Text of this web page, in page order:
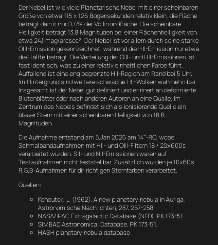
Der Nebel ist wie viele Planetarische Nebel mit einer scheinbaren
Größe von etwa 115 x 126 Bogensekunden relativ klein, die Fläche
beträgt damit nur 0,4% der Vollmondfläche. Die scheinbare
Helligkeit beträgt 13,8 Magnituden bei einer Flächenhelligkeit von
etwa 24,1 mag/arcsec². Der Nebel ist vor allem durch seine starke
OIII-Emission gekennzeichnet, während die HII-Emission nur etwa
die Hälfte beträgt. Die Verteilung der OIII- und HII-Emissionen ist
fast identisch, was zu einer relativ einheitlichen Farbe führt.
Auffallend ist eine eng begrenzte HII-Region am Rand bei 5 Uhr.
Im Hintergrund sind weitere schwache HII-Wolken wahrnehmbar.
Insgesamt ist der Nebel gut definiert und erinnert an deformierte
Blütenblätter oder nach anderen Autoren an eine Qualle. Im
Zentrum des Nebels befindet sich als ionisierende Quelle ein
blauer Stern mit einer scheinbaren Helligkeit von 18,8
Magnituden.
Die Aufnahme entstand am 5.Jan 2026 am 14″-RC, wobei
Schmalbandaufnahmen mit HII- und OIII-Filtern 18 / 20x600s
verarbeitet wurden. SII- und NII-Emissionen waren auf
Testaufnahmen nicht feststellbar. Zusätzlich wurden je 10x60s
R,G,B-Aufnahmen für dir richtigen Sternfarben verarbeitet.
Quellen:
Kohoutek, L. (1962). A new planetary nebula in Auriga.
Astronomische Nachrichten, 287, 257-258.
NASA/IPAC Extragalactic Database (NED). PK 173-5.1.
SIMBAD Astronomical Database. PK 173-5.1.
HASH planetary nebula database